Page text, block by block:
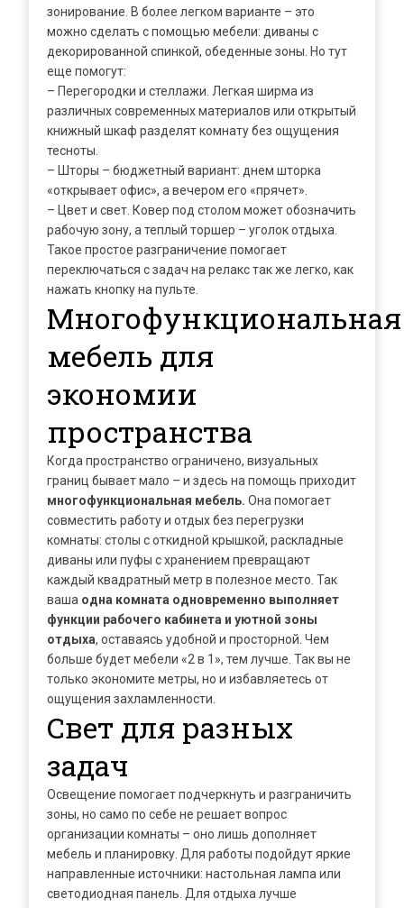
зонирование. В более легком варианте – это
можно сделать с помощью мебели: диваны с
декорированной спинкой, обеденные зоны. Но тут
еще помогут:
– Перегородки и стеллажи. Легкая ширма из
различных современных материалов или открытый
книжный шкаф разделят комнату без ощущения
тесноты.
– Шторы – бюджетный вариант: днем шторка
«открывает офис», а вечером его «прячет».
– Цвет и свет. Ковер под столом может обозначить
рабочую зону, а теплый торшер – уголок отдыха.
Такое простое разграничение помогает
переключаться с задач на релакс так же легко, как
нажать кнопку на пульте.
Многофункциональная
мебель для
экономии
пространства
Когда пространство ограничено, визуальных
границ бывает мало – и здесь на помощь приходит
многофункциональная мебель. Она помогает
совместить работу и отдых без перегрузки
комнаты: столы с откидной крышкой, раскладные
диваны или пуфы с хранением превращают
каждый квадратный метр в полезное место. Так
ваша одна комната одновременно выполняет
функции рабочего кабинета и уютной зоны
отдыха, оставаясь удобной и просторной. Чем
больше будет мебели «2 в 1», тем лучше. Так вы не
только экономите метры, но и избавляетесь от
ощущения захламленности.
Свет для разных
задач
Освещение помогает подчеркнуть и разграничить
зоны, но само по себе не решает вопрос
организации комнаты – оно лишь дополняет
мебель и планировку. Для работы подойдут яркие
направленные источники: настольная лампа или
светодиодная панель. Для отдыха лучше